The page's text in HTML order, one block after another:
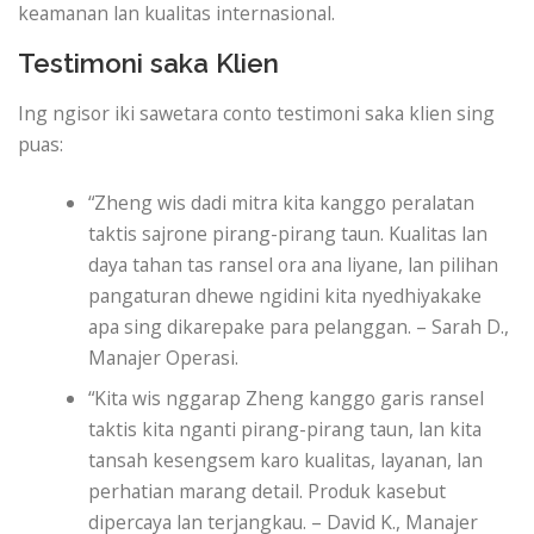
keamanan lan kualitas internasional.
Testimoni saka Klien
Ing ngisor iki sawetara conto testimoni saka klien sing
puas:
“Zheng wis dadi mitra kita kanggo peralatan
taktis sajrone pirang-pirang taun. Kualitas lan
daya tahan tas ransel ora ana liyane, lan pilihan
pangaturan dhewe ngidini kita nyedhiyakake
apa sing dikarepake para pelanggan. – Sarah D.,
Manajer Operasi.
“Kita wis nggarap Zheng kanggo garis ransel
taktis kita nganti pirang-pirang taun, lan kita
tansah kesengsem karo kualitas, layanan, lan
perhatian marang detail. Produk kasebut
dipercaya lan terjangkau. – David K., Manajer